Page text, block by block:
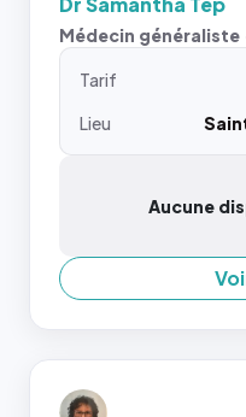
Médecin généraliste
Tarif
Lieu
Aucune